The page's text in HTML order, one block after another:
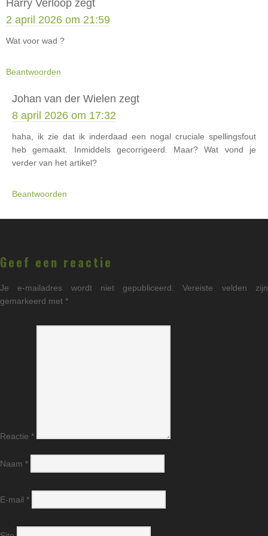
Harry Verloop zegt
2 april 2026 om 21:59
Wat voor wad ?
Beantwoorden
Johan van der Wielen zegt
8 april 2026 om 17:32
haha, ik zie dat ik inderdaad een nogal cruciale spellingsfout
heb gemaakt. Inmiddels gecorrigeerd. Maar? Wat vond je
verder van het artikel?
Beantwoorden
Geef een reactie
Je e-mailadres wordt niet gepubliceerd.
Vereiste velden zijn
gemarkeerd met *
Reactie *
Naam *
E-mail *